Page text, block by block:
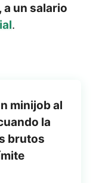
a un salario
.
minijob al
la
brutos